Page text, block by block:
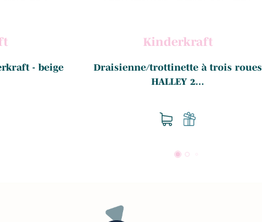
- beige
Kinderkraft
Draisienne/trottinette à trois roues
HALLEY 2...